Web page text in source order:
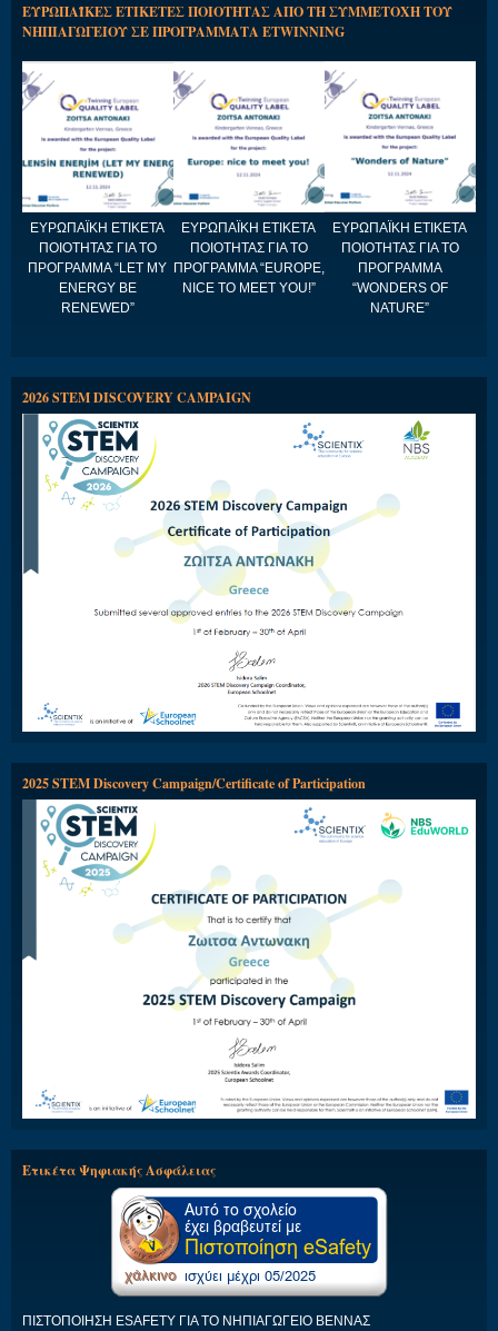
ΕΥΡΩΠΑΪΚΕΣ ΕΤΙΚΕΤΕΣ ΠΟΙΟΤΗΤΑΣ ΑΠΟ ΤΗ ΣΥΜΜΕΤΟΧΗ ΤΟΥ
ΝΗΠΙΑΓΩΓΕΙΟΥ ΣΕ ΠΡΟΓΡΑΜΜΑΤΑ ETWINNING
ΕΥΡΩΠΑΪΚΗ ΕΤΙΚΕΤΑ
ΠΟΙΟΤΗΤΑΣ ΓΙΑ ΤΟ
ΠΡΟΓΡΑΜΜΑ “LET MY
ENERGY BE
RENEWED”
ΕΥΡΩΠΑΪΚΗ ΕΤΙΚΕΤΑ
ΠΟΙΟΤΗΤΑΣ ΓΙΑ ΤΟ
ΠΡΟΓΡΑΜΜΑ “EUROPE,
NICE TO MEET YOU!”
ΕΥΡΩΠΑΪΚΗ ΕΤΙΚΕΤΑ
ΠΟΙΟΤΗΤΑΣ ΓΙΑ ΤΟ
ΠΡΟΓΡΑΜΜΑ
“WONDERS OF
NATURE”
2026 STEM DISCOVERY CAMPAIGN
2025 STEM Discovery Campaign/Certificate of Participation
Ετικέτα Ψηφιακής Ασφάλειας
ΠΙΣΤΟΠΟΙΗΣΗ ESAFETY ΓΙΑ ΤΟ ΝΗΠΙΑΓΩΓΕΙΟ ΒΕΝΝΑΣ